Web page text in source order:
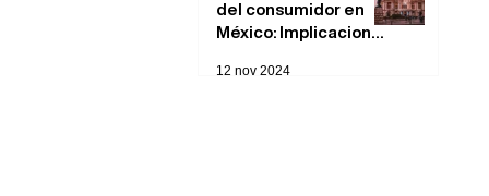
del consumidor en
México: Implicaciones
12 nov 2024